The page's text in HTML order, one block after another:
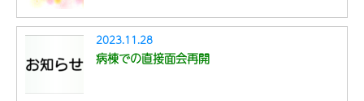
2023.11.28
病棟での直接面会再開